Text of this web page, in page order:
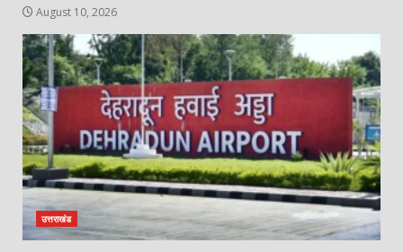
August 10, 2026
उत्तराखंड